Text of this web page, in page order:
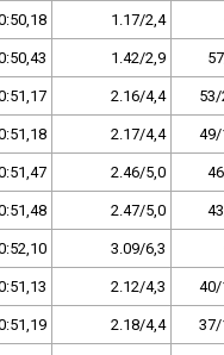
1.17/2,4
1.42/2,9
2.16/4,4
2.17/4,4
2.46/5,0
2.47/5,0
3.09/6,3
2.12/4,3
2.18/4,4